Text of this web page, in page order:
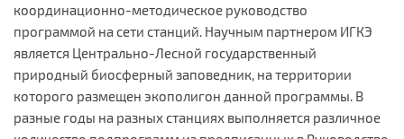
координационно-методическое руководство
программой на сети станций. Научным партнером ИГКЭ
является Центрально-Лесной государственный
природный биосферный заповедник, на территории
которого размещен экополигон данной программы. В
разные годы на разных станциях выполняется различное